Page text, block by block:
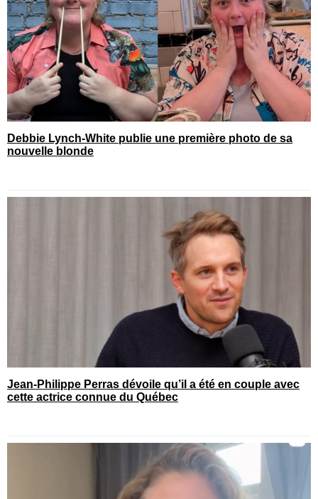
Debbie Lynch-White publie une première photo de sa
nouvelle blonde
Jean-Philippe Perras dévoile qu’il a été en couple avec
cette actrice connue du Québec